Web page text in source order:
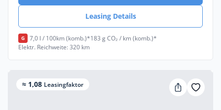
Leasing Details
G 7,0 l / 100km (komb.)*183 g CO₂ / km (komb.)*
Elektr. Reichweite: 320 km
≈ 1,08 Leasingfaktor